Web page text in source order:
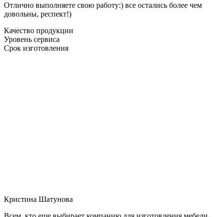
Отлично выполняете свою работу:) все остались более чем
довольны, респект!)
Качество продукции
Уровень сервиса
Срок изготовления
Кристина Шатунова